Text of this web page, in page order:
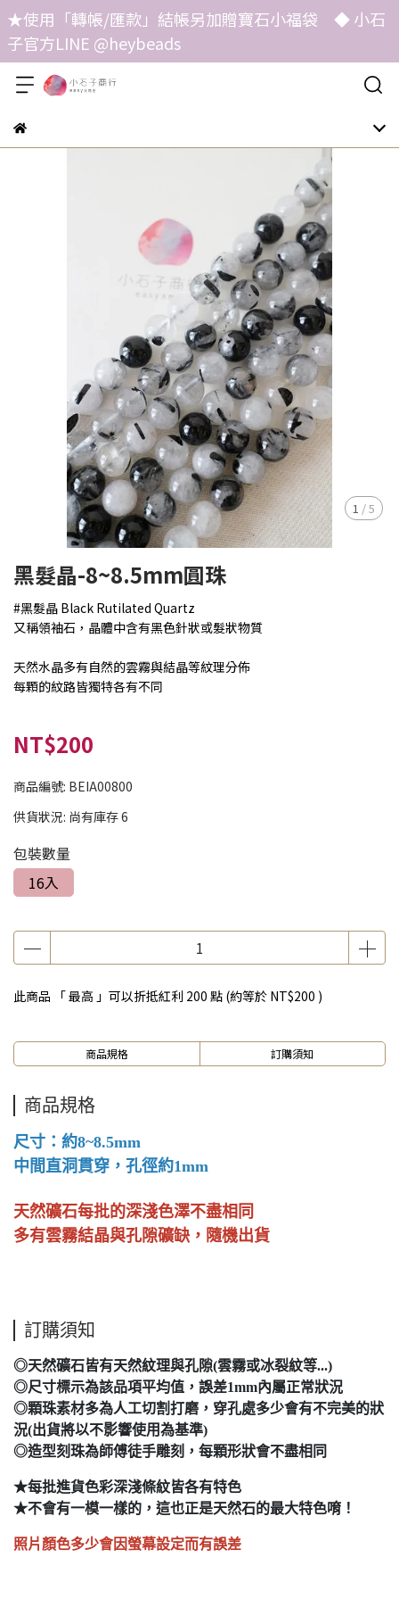
★使用「轉帳/匯款」結帳另加贈寶石小福袋 ◆ 小石
子官方LINE @heybeads
1 /5
黑髮晶-8~8.5mm圓珠
#黑髮晶 Black Rutilated Quartz
又稱領袖石，晶體中含有黑色針狀或髮狀物質
天然水晶多有自然的雲霧與結晶等紋理分佈
每顆的紋路皆獨特各有不同
NT$200
商品編號: BEIA00800
供貨狀況: 尚有庫存 6
包裝數量
16入
此商品 「 最高 」可以折抵紅利 200 點 (約等於 NT$200 )
商品規格 訂購須知
商品規格
尺寸：約8~8.5mm
中間直洞貫穿，孔徑約1mm
天然礦石每批的深淺色澤不盡相同
多有雲霧結晶與孔隙礦缺，隨機出貨
訂購須知
◎天然礦石皆有天然紋理與孔隙(雲霧或冰裂紋等...)
◎尺寸標示為該品項平均值，誤差1mm內屬正常狀況
◎顆珠素材多為人工切割打磨，穿孔處多少會有不完美的狀
況(出貨將以不影響使用為基準)
◎造型刻珠為師傅徒手雕刻，每顆形狀會不盡相同
★每批進貨色彩深淺條紋皆各有特色
★不會有一模一樣的，這也正是天然石的最大特色唷！
照片顏色多少會因螢幕設定而有誤差